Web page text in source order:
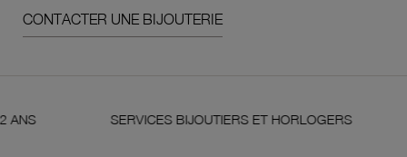
CONTACTER UNE BIJOUTERIE
SERVICES BIJOUTIERS ET HORLOGERS